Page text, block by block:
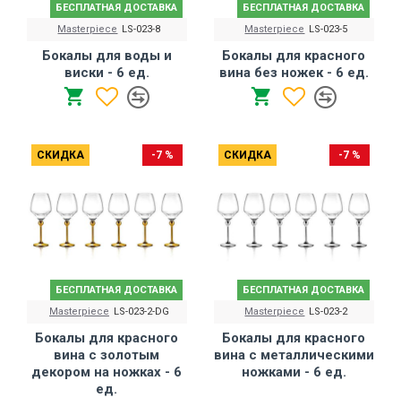
БЕСПЛАТНАЯ ДОСТАВКА
Masterpiece LS-023-8
Бокалы для воды и
виски - 6 ед.
БЕСПЛАТНАЯ ДОСТАВКА
Masterpiece LS-023-5
Бокалы для красного
вина без ножек - 6 ед.
СКИДКА
БЕСПЛАТНАЯ ДОСТАВКА
-7 %
Masterpiece LS-023-2-DG
Бокалы для красного
вина с золотым
декором на ножках - 6
ед.
СКИДКА
БЕСПЛАТНАЯ ДОСТАВКА
-7 %
Masterpiece LS-023-2
Бокалы для красного
вина с металлическими
ножками - 6 ед.